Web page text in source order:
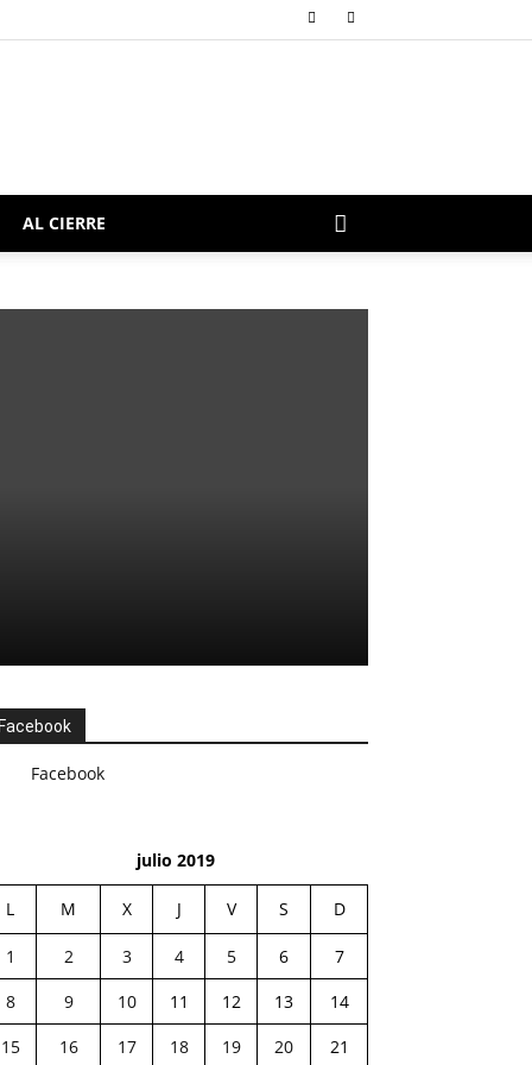
AL CIERRE
Facebook
Facebook
julio 2019
L M X J V S D
1 2 3 4 5 6
7
8
9 10 11 12 13
14
15
16 17 18 19 20
21